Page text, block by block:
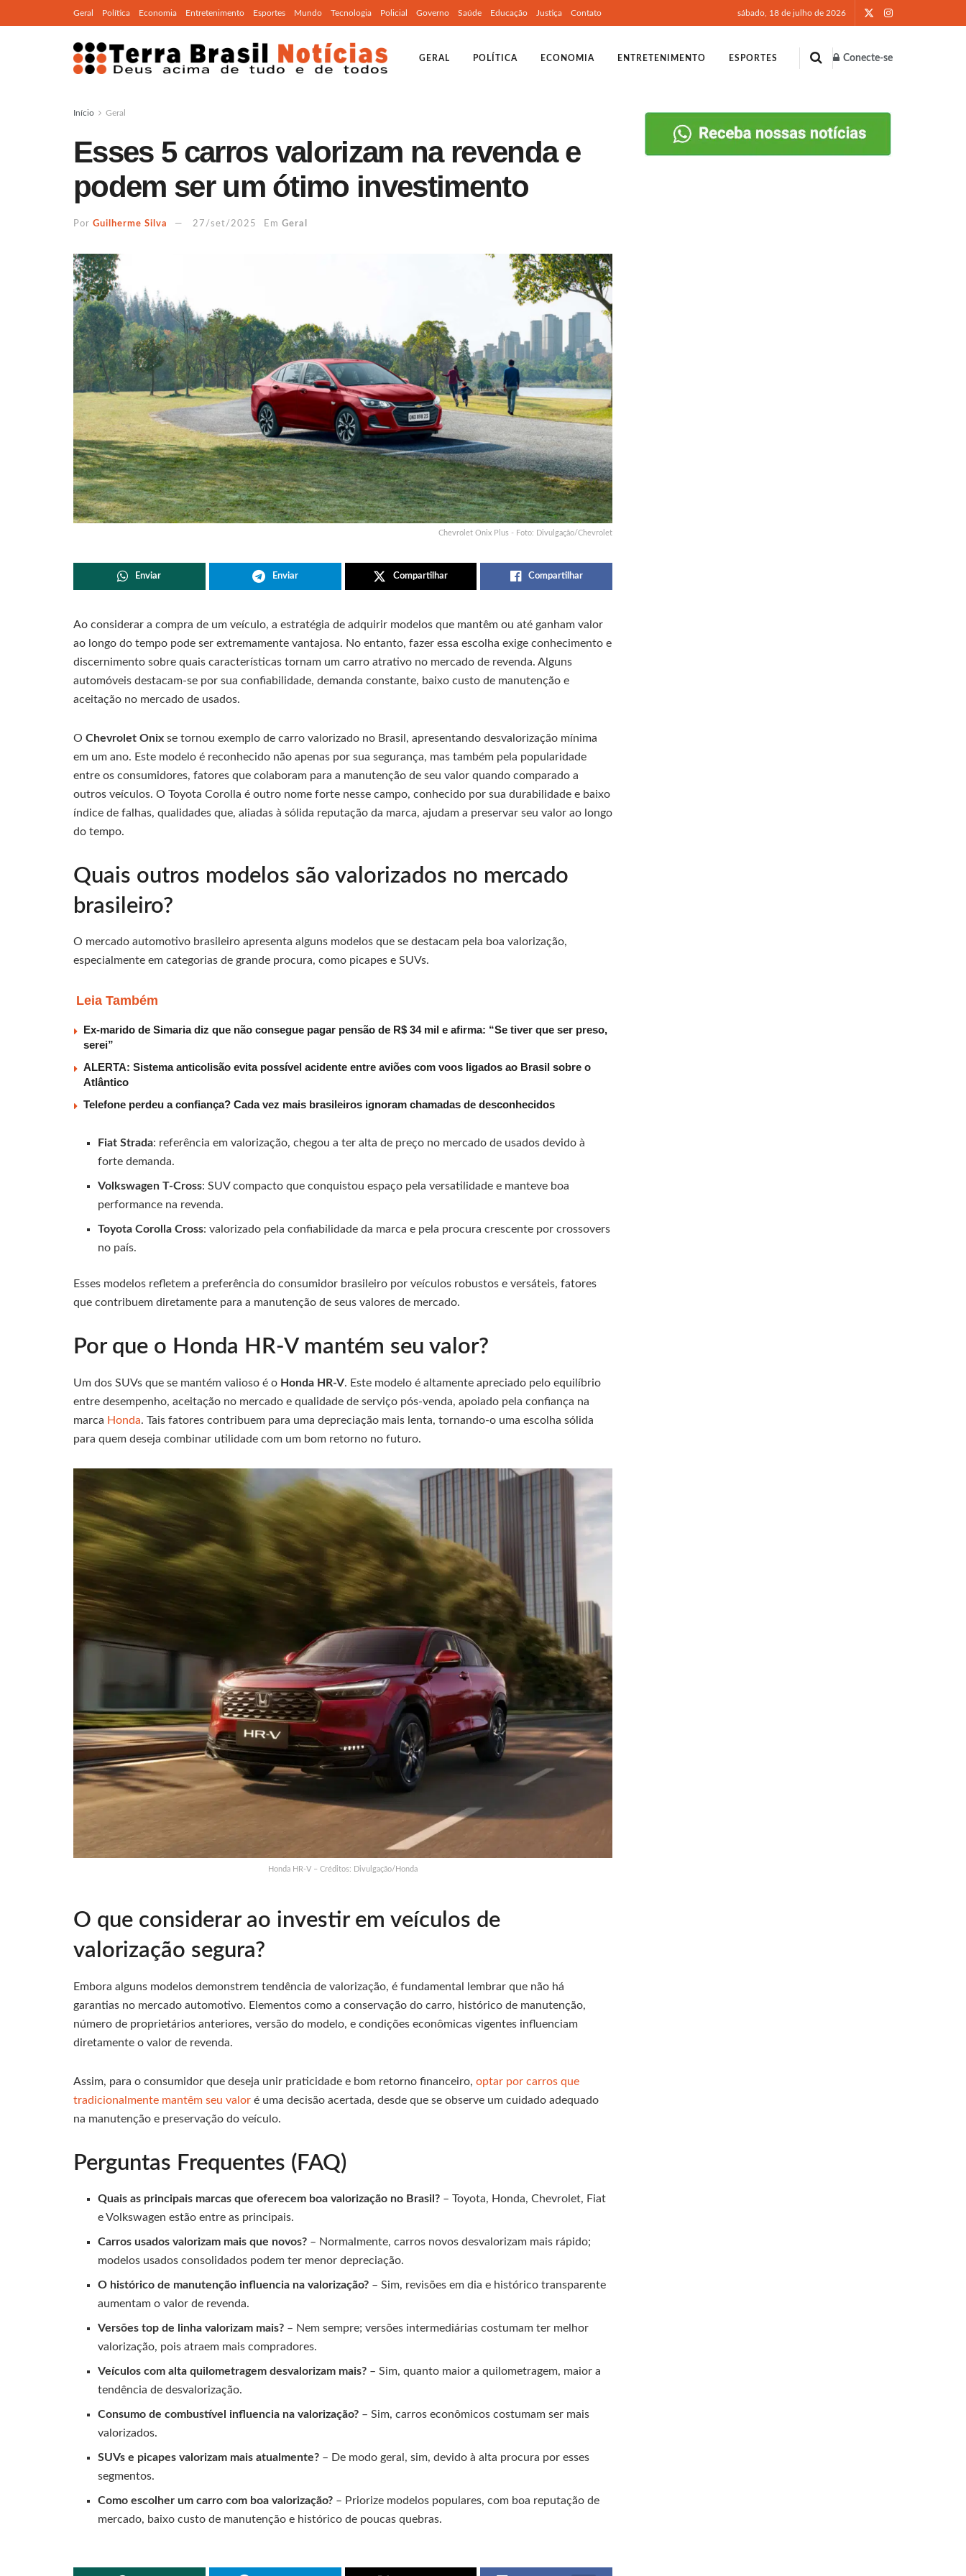
Geral Política Economia Entretenimento Esportes Mundo Tecnologia Policial Governo Saúde Educação Justiça Contato sábado, 18 de julho de 2026
GERAL POLÍTICA ECONOMIA ENTRETENIMENTO ESPORTES Conecte-se
Início Geral
Esses 5 carros valorizam na revenda e
podem ser um ótimo investimento
Por Guilherme Silva 27/set/2025 Em Geral
Chevrolet Onix Plus - Foto: Divulgação/Chevrolet
Enviar Enviar Compartilhar Compartilhar
Ao considerar a compra de um veículo, a estratégia de adquirir modelos que mantêm ou até ganham valor
ao longo do tempo pode ser extremamente vantajosa. No entanto, fazer essa escolha exige conhecimento e
discernimento sobre quais características tornam um carro atrativo no mercado de revenda. Alguns
automóveis destacam-se por sua confiabilidade, demanda constante, baixo custo de manutenção e
aceitação no mercado de usados.
O Chevrolet Onix se tornou exemplo de carro valorizado no Brasil, apresentando desvalorização mínima
em um ano. Este modelo é reconhecido não apenas por sua segurança, mas também pela popularidade
entre os consumidores, fatores que colaboram para a manutenção de seu valor quando comparado a
outros veículos. O Toyota Corolla é outro nome forte nesse campo, conhecido por sua durabilidade e baixo
índice de falhas, qualidades que, aliadas à sólida reputação da marca, ajudam a preservar seu valor ao longo
do tempo.
Quais outros modelos são valorizados no mercado
brasileiro?
O mercado automotivo brasileiro apresenta alguns modelos que se destacam pela boa valorização,
especialmente em categorias de grande procura, como picapes e SUVs.
Leia Também
Ex-marido de Simaria diz que não consegue pagar pensão de R$ 34 mil e afirma: “Se tiver que ser preso,
serei”
ALERTA: Sistema anticolisão evita possível acidente entre aviões com voos ligados ao Brasil sobre o
Atlântico
Telefone perdeu a confiança? Cada vez mais brasileiros ignoram chamadas de desconhecidos
Fiat Strada: referência em valorização, chegou a ter alta de preço no mercado de usados devido à
forte demanda.
Volkswagen T-Cross: SUV compacto que conquistou espaço pela versatilidade e manteve boa
performance na revenda.
Toyota Corolla Cross: valorizado pela confiabilidade da marca e pela procura crescente por crossovers
no país.
Esses modelos refletem a preferência do consumidor brasileiro por veículos robustos e versáteis, fatores
que contribuem diretamente para a manutenção de seus valores de mercado.
Por que o Honda HR-V mantém seu valor?
Um dos SUVs que se mantém valioso é o Honda HR-V. Este modelo é altamente apreciado pelo equilíbrio
entre desempenho, aceitação no mercado e qualidade de serviço pós-venda, apoiado pela confiança na
marca Honda. Tais fatores contribuem para uma depreciação mais lenta, tornando-o uma escolha sólida
para quem deseja combinar utilidade com um bom retorno no futuro.
Honda HR-V – Créditos: Divulgação/Honda
O que considerar ao investir em veículos de
valorização segura?
Embora alguns modelos demonstrem tendência de valorização, é fundamental lembrar que não há
garantias no mercado automotivo. Elementos como a conservação do carro, histórico de manutenção,
número de proprietários anteriores, versão do modelo, e condições econômicas vigentes influenciam
diretamente o valor de revenda.
Assim, para o consumidor que deseja unir praticidade e bom retorno financeiro, optar por carros que
tradicionalmente mantêm seu valor é uma decisão acertada, desde que se observe um cuidado adequado
na manutenção e preservação do veículo.
Perguntas Frequentes (FAQ)
Quais as principais marcas que oferecem boa valorização no Brasil? – Toyota, Honda, Chevrolet, Fiat
e Volkswagen estão entre as principais.
Carros usados valorizam mais que novos? – Normalmente, carros novos desvalorizam mais rápido;
modelos usados consolidados podem ter menor depreciação.
O histórico de manutenção influencia na valorização? – Sim, revisões em dia e histórico transparente
aumentam o valor de revenda.
Versões top de linha valorizam mais? – Nem sempre; versões intermediárias costumam ter melhor
valorização, pois atraem mais compradores.
Veículos com alta quilometragem desvalorizam mais? – Sim, quanto maior a quilometragem, maior a
tendência de desvalorização.
Consumo de combustível influencia na valorização? – Sim, carros econômicos costumam ser mais
valorizados.
SUVs e picapes valorizam mais atualmente? – De modo geral, sim, devido à alta procura por esses
segmentos.
Como escolher um carro com boa valorização? – Priorize modelos populares, com boa reputação de
mercado, baixo custo de manutenção e histórico de poucas quebras.